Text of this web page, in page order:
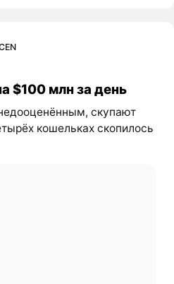
$100 млн за день
скупают
кошельках скопилось